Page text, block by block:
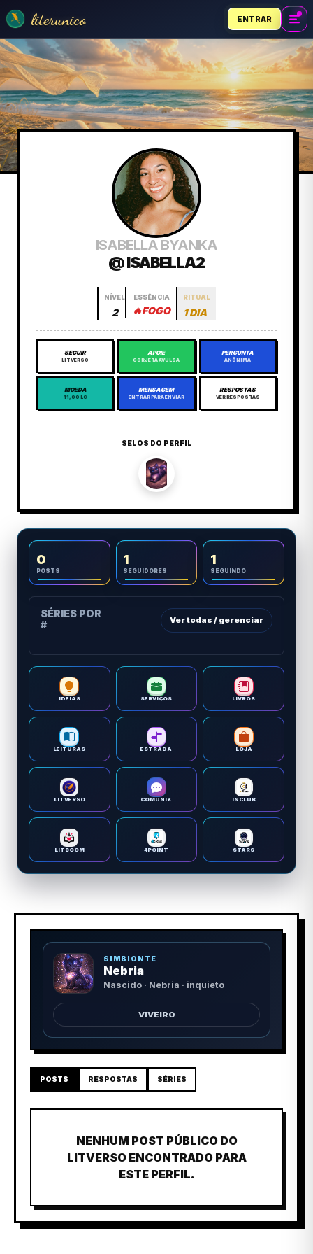
literunico ENTRAR
ISABELLA BYANKA
@ ISABELLA2
NÍVEL
2
ESSÊNCIA
🔥FOGO
RITUAL
1 DIA
SEGUIR
LITVERSO
APOIE
GORJETA AVULSA
PERGUNTA
ANÔNIMA
MOEDA
11,00 LC
MENSAGEM
ENTRAR PARA ENVIAR
RESPOSTAS
VER RESPOSTAS
SELOS DO PERFIL
0
POSTS
1
SEGUIDORES
1
SEGUINDO
SÉRIES POR
#
Ver todas / gerenciar
IDEIAS SERVIÇOS LIVROS
LEITURAS ESTRADA LOJA
LITVERSO COMUNIK INCLUB
LITBOOM 4POINT STARS
SIMBIONTE
Nebria
Nascido · Nebria · inquieto
VIVEIRO
POSTS RESPOSTAS SÉRIES
NENHUM POST PÚBLICO DO
LITVERSO ENCONTRADO PARA
ESTE PERFIL.